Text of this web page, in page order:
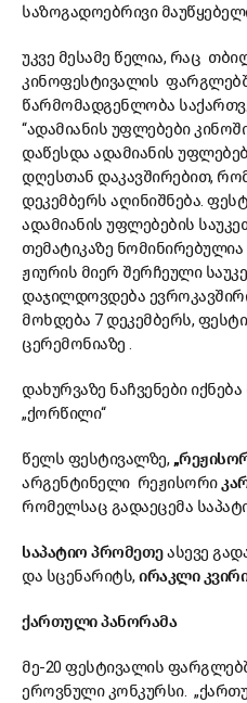
საზოგადოებრივი
უკვე მესამე წელია, რაც
კინოფესტივალის
წარმომადგენლობა
“ადამიანის უფლებები
დაწესდა ადამიანის
დღესთან დაკავშირებით,
დეკემბერს აღინიშნება.
ადამიანის უფლებების
თემატიკაზე
ჟიურის მიერ შერჩეული
დაჯილდოვდება
მოხდება 7 დეკემბერს,
ცერემონიაზე .
დახურვაზე ნაჩვენები
„ქორწილი“
წელს ფესტივალზე, „
არგენტინელი რეჟისორი
რომელსაც გადაეცემა
საპატიო პრომეთეასევე
და სცენარიტს, ირაკლი
ქართულიპანორამა
მე-20 ფესტივალის
ეროვნული კონკურსი.